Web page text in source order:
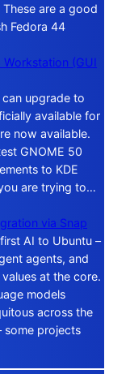
are a good
Fedora 44
(GUI
can upgrade to
available for
now available.
GNOME 50
to KDE
are trying to…
via Snap
AI to Ubuntu –
agents, and
at the core.
models
across the
some projects